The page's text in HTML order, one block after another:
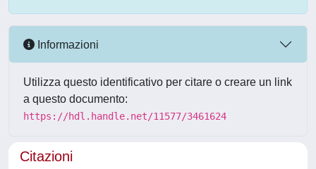
Informazioni
Utilizza questo identificativo per citare o creare un link
a questo documento:
https://hdl.handle.net/11577/3461624
Citazioni